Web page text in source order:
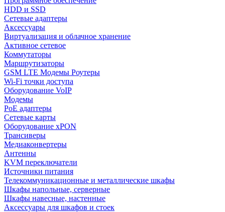
HDD и SSD
Сетевые адаптеры
Аксессуары
Виртуализация и облачное хранение
Активное сетевое
Коммутаторы
Маршрутизаторы
GSM LTE Модемы Роутеры
Wi-Fi точки доступа
Оборудование VoIP
Модемы
PoE адаптеры
Сетевые карты
Оборудование xPON
Трансиверы
Медиаконвертеры
Антенны
KVM переключатели
Источники питания
Телекоммуникационные и металлические шкафы
Шкафы напольные, серверные
Шкафы навесные, настенные
Аксессуары для шкафов и стоек